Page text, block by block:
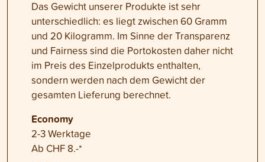
Das Gewicht unserer Produkte ist sehr
unterschiedlich: es liegt zwischen 60 Gramm
und 20 Kilogramm. Im Sinne der Transparenz
und Fairness sind die Portokosten daher nicht
im Preis des Einzelprodukts enthalten,
sondern werden nach dem Gewicht der
gesamten Lieferung berechnet.
Economy
2-3 Werktage
Ab CHF 8.-*